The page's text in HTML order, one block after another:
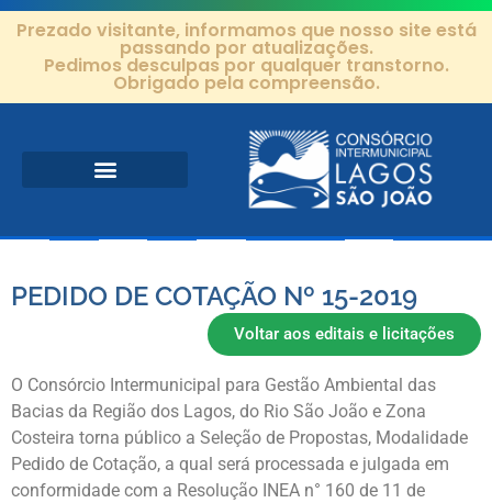
Prezado visitante, informamos que nosso site está
passando por atualizações.
Pedimos desculpas por qualquer transtorno.
Obrigado pela compreensão.
PEDIDO DE COTAÇÃO Nº 15-2019
Voltar aos editais e licitações
O Consórcio Intermunicipal para Gestão Ambiental das
Bacias da Região dos Lagos, do Rio São João e Zona
Costeira torna público a Seleção de Propostas, Modalidade
Pedido de Cotação, a qual será processada e julgada em
conformidade com a Resolução INEA n° 160 de 11 de